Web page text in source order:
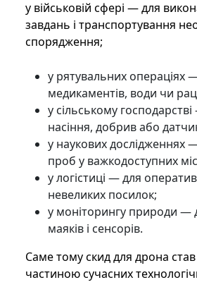
у військовій сфері — для
завдань і транспортування
спорядження;
у рятувальних операціях
медикаментів, води чи
у сільському
насіння, добрив або
у наукових дослідженнях
проб у важкодоступних
у логістиці — для
невеликих посилок;
у моніторингу природи —
маяків і сенсорів.
Саме тому скид для дрона
частиною сучасних